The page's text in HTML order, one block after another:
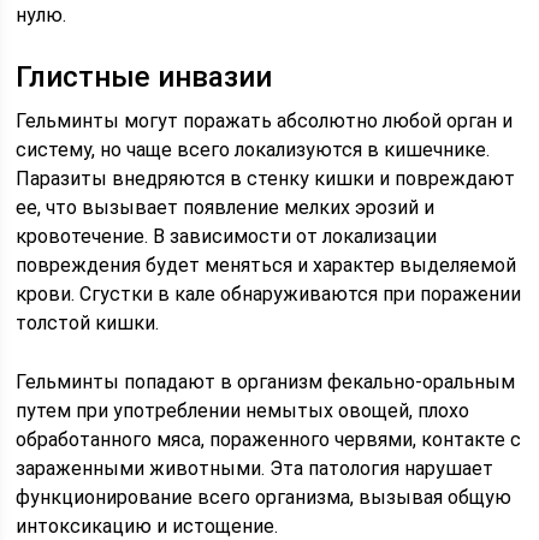
нулю.
Глистные инвазии
Гельминты могут поражать абсолютно любой орган и
систему, но чаще всего локализуются в кишечнике.
Паразиты внедряются в стенку кишки и повреждают
ее, что вызывает появление мелких эрозий и
кровотечение. В зависимости от локализации
повреждения будет меняться и характер выделяемой
крови. Сгустки в кале обнаруживаются при поражении
толстой кишки.
Гельминты попадают в организм фекально-оральным
путем при употреблении немытых овощей, плохо
обработанного мяса, пораженного червями, контакте с
зараженными животными. Эта патология нарушает
функционирование всего организма, вызывая общую
интоксикацию и истощение.